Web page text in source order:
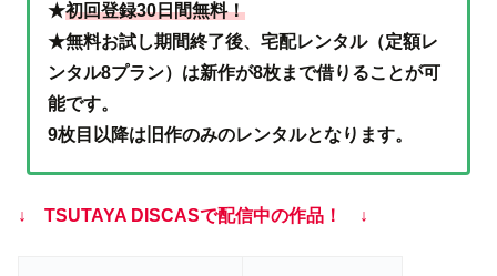
★初回登録30日間無料！
★無料お試し期間終了後、宅配レンタル（定額レ
ンタル8プラン）は新作が8枚まで借りることが可
能です。
9枚目以降は旧作のみのレンタルとなります。
↓ TSUTAYA DISCASで配信中の作品！ ↓